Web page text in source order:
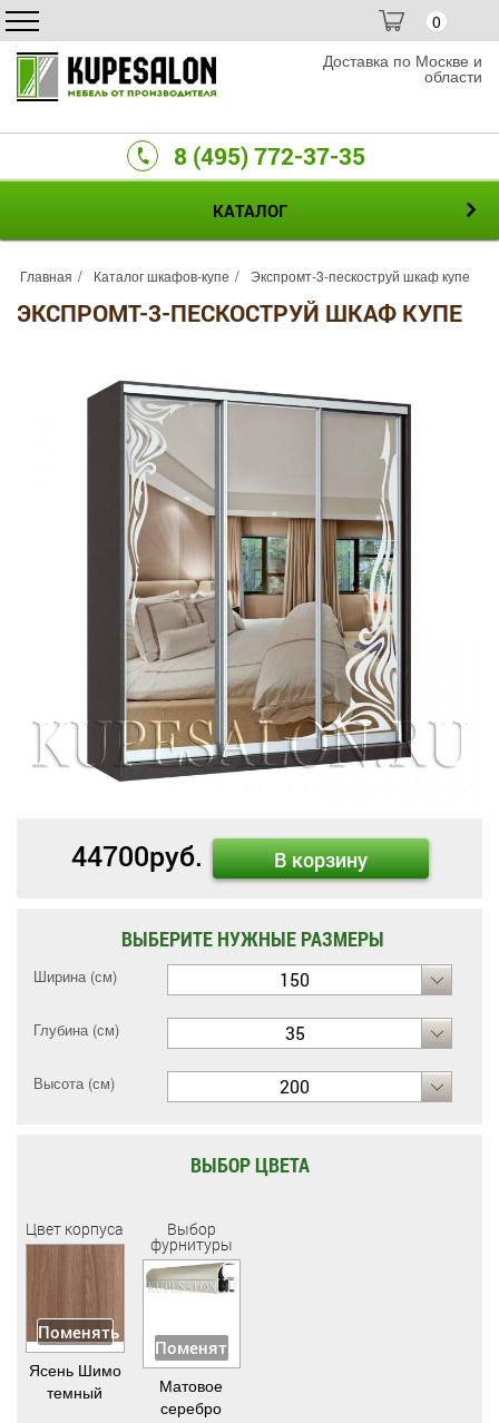
0
Доставка по Москве и
области
8 (495) 772-37-35
КАТАЛОГ
Главная Каталог шкафов-купе Экспромт-3-пескоструй шкаф купе
ЭКСПРОМТ-3-ПЕСКОСТРУЙ ШКАФ КУПЕ
44700руб. В корзину
ВЫБЕРИТЕ НУЖНЫЕ РАЗМЕРЫ
Ширина (см) 150
Глубина (см) 35
Высота (см) 200
ВЫБОР ЦВЕТА
Цвет корпуса
Поменять
Ясень Шимо
темный
Выбор
фурнитуры
Поменять
Матовое
серебро